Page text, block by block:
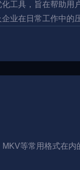
工具，旨在帮助用
业在日常工作中的
等常用格式在内